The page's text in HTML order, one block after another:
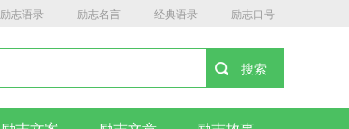
励志语录 励志名言 经典语录 励志口号